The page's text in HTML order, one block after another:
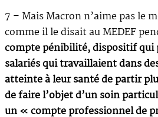
7 – Mais Macron n’aime pas le
comme il le disait au MEDEF
compte pénibilité, dispositif qui
salariés qui travaillaient dans
atteinte à leur santé de partir
de faire l’objet d’un soin
un « compte professionnel de